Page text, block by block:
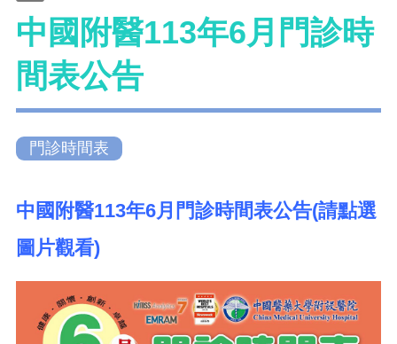
中國附醫113年6月門診時
間表公告
門診時間表
中國附醫113年6月門診時間表公告(請點選
圖片觀看)